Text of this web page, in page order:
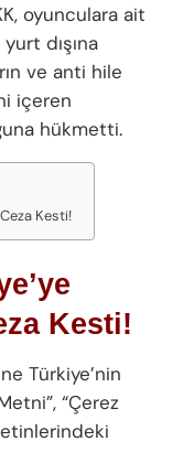
oyunculara ait
dışına
ve anti hile
içeren
hükmetti.
Kesti!
Kesti!
Türkiye’nin
“Çerez